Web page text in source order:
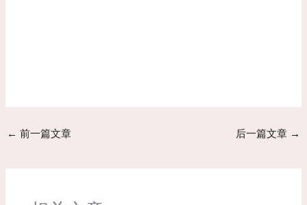
← 前一篇文章 后一篇文章 →